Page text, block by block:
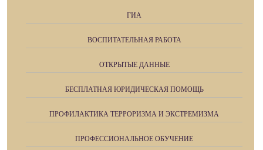
ГИА
ВОСПИТАТЕЛЬНАЯ РАБОТА
ОТКРЫТЫЕ ДАННЫЕ
БЕСПЛАТНАЯ ЮРИДИЧЕСКАЯ ПОМОЩЬ
ПРОФИЛАКТИКА ТЕРРОРИЗМА И ЭКСТРЕМИЗМА
ПРОФЕССИОНАЛЬНОЕ ОБУЧЕНИЕ